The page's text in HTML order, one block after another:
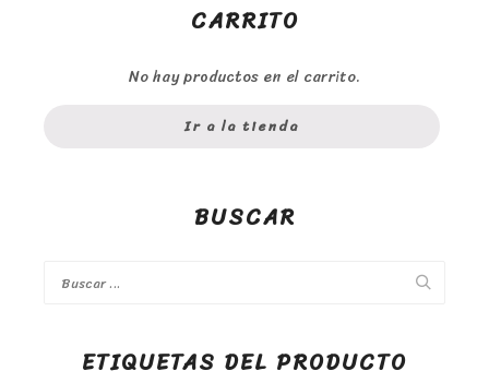
CARRITO
No hay productos en el carrito.
Ir a la tienda
BUSCAR
ETIQUETAS DEL PRODUCTO